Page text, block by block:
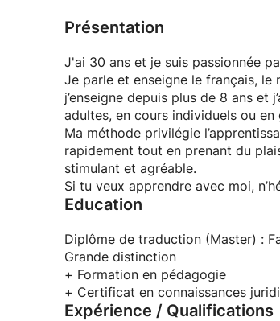
Présentation
J'ai 30 ans et je suis passionnée
Je parle et enseigne le français, le
j’enseigne depuis plus de 8 ans et
adultes, en cours individuels ou
Ma méthode privilégie
rapidement tout en prenant du
stimulant et agréable.
Si tu veux apprendre avec moi,
Education
Diplôme de traduction (Master) :
Grande distinction
+ Formation en pédagogie
+ Certificat en connaissances
Expérience / Qualifications